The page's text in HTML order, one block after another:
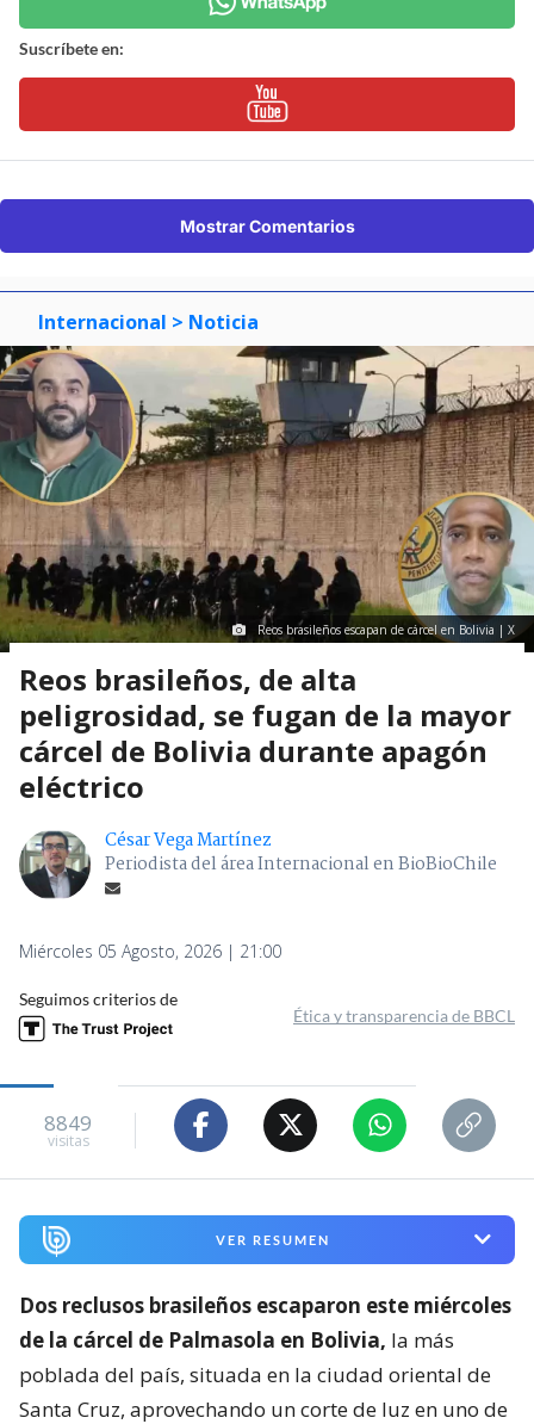
Suscríbete en:
Mostrar Comentarios
Internacional > Noticia
Reos brasileños escapan de cárcel en Bolivia | X
Reos brasileños, de alta
peligrosidad, se fugan de la mayor
cárcel de Bolivia durante apagón
eléctrico
César Vega Martínez
Periodista del área Internacional en BioBioChile
Miércoles 05 Agosto, 2026 | 21:00
Seguimos criterios de
Ética y transparencia de BBCL
8849
visitas
VER RESUMEN
Dos reclusos brasileños escaparon este miércoles
de la cárcel de Palmasola en Bolivia, la más
poblada del país, situada en la ciudad oriental de
Santa Cruz, aprovechando un corte de luz en uno de